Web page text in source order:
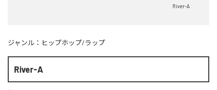
River-A
ジャンル： ヒップホップ/ラップ
River-A